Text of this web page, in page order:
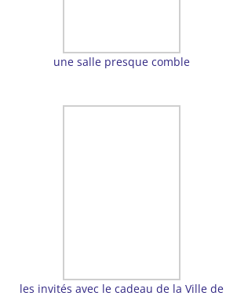
une salle presque comble
les invités avec le cadeau de la Ville de